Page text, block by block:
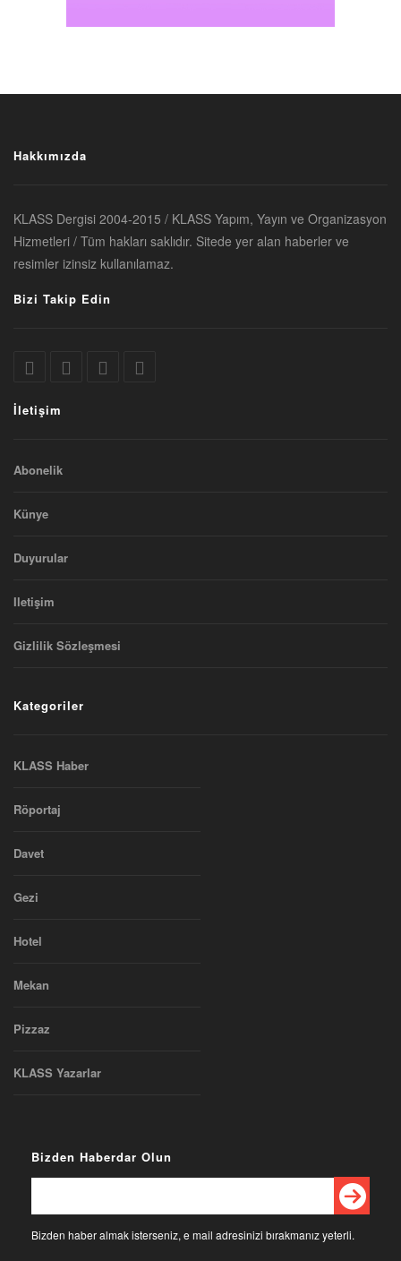
Hakkımızda
KLASS Dergisi 2004-2015 / KLASS Yapım, Yayın ve Organizasyon
Hizmetleri / Tüm hakları saklıdır. Sitede yer alan haberler ve
resimler izinsiz kullanılamaz.
Bizi Takip Edin
İletişim
Abonelik
Künye
Duyurular
Iletişim
Gizlilik Sözleşmesi
Kategoriler
KLASS Haber
Röportaj
Davet
Gezi
Hotel
Mekan
Pizzaz
KLASS Yazarlar
Bizden Haberdar Olun
Bizden haber almak isterseniz, e mail adresinizi bırakmanız yeterli.